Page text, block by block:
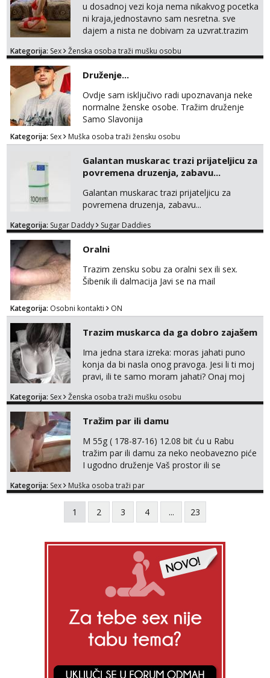
u dosadnoj vezi koja nema nikakvog pocetka
ni kraja,jednostavno sam nesretna. sve
dajem a nista ne dobivam za uzvrat.trazim
trazim puno samo malo njeznosti i
poljupce po tijelu koji me jako
pale,obozavam kad muskarac preuzme
kontrolu . javi se :) Klikni na link ispod i nadji
me tamo, cekam te!
Kategorija: Sex Ženska osoba traži mušku osobu
Druženje...
Ovdje sam isključivo radi upoznavanja neke
normalne ženske osobe. Tražim druženje
Samo Slavonija
Kategorija: Sex Muška osoba traži žensku osobu
Galantan muskarac trazi prijateljicu za
povremena druzenja, zabavu...
Galantan muskarac trazi prijateljicu za
povremena druzenja, zabavu...
Kategorija: Sugar Daddy Sugar Daddies
Oralni
Trazim zensku sobu za oralni sex ili sex.
Šibenik ili dalmacija Javi se na mail
Kategorija: Osobni kontakti ON
Trazim muskarca da ga dobro zajašem
Ima jedna stara izreka: moras jahati puno
konja da bi nasla onog pravoga. Jesi li ti moj
pravi, ili te samo moram jahati? Onaj moj
na sexdater link i javi mi se tamo....
Kategorija: Sex Ženska osoba traži mušku osobu
Tražim par ili damu
M 55g ( 178-87-16) 12.08 bit ću u Rabu
tražim par ili damu za neko neobavezno piće
I ugodno druženje Vaš prostor ili se
plaži na noćno kupanje Kontakt
trata.vrh@gmail.com
Kategorija: Sex Muška osoba traži par
1 2 3 4 ... 23